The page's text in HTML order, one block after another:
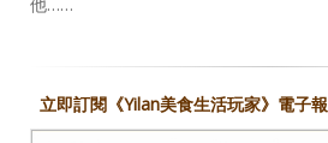
立即訂閱《Yilan美食生活玩家》電子報